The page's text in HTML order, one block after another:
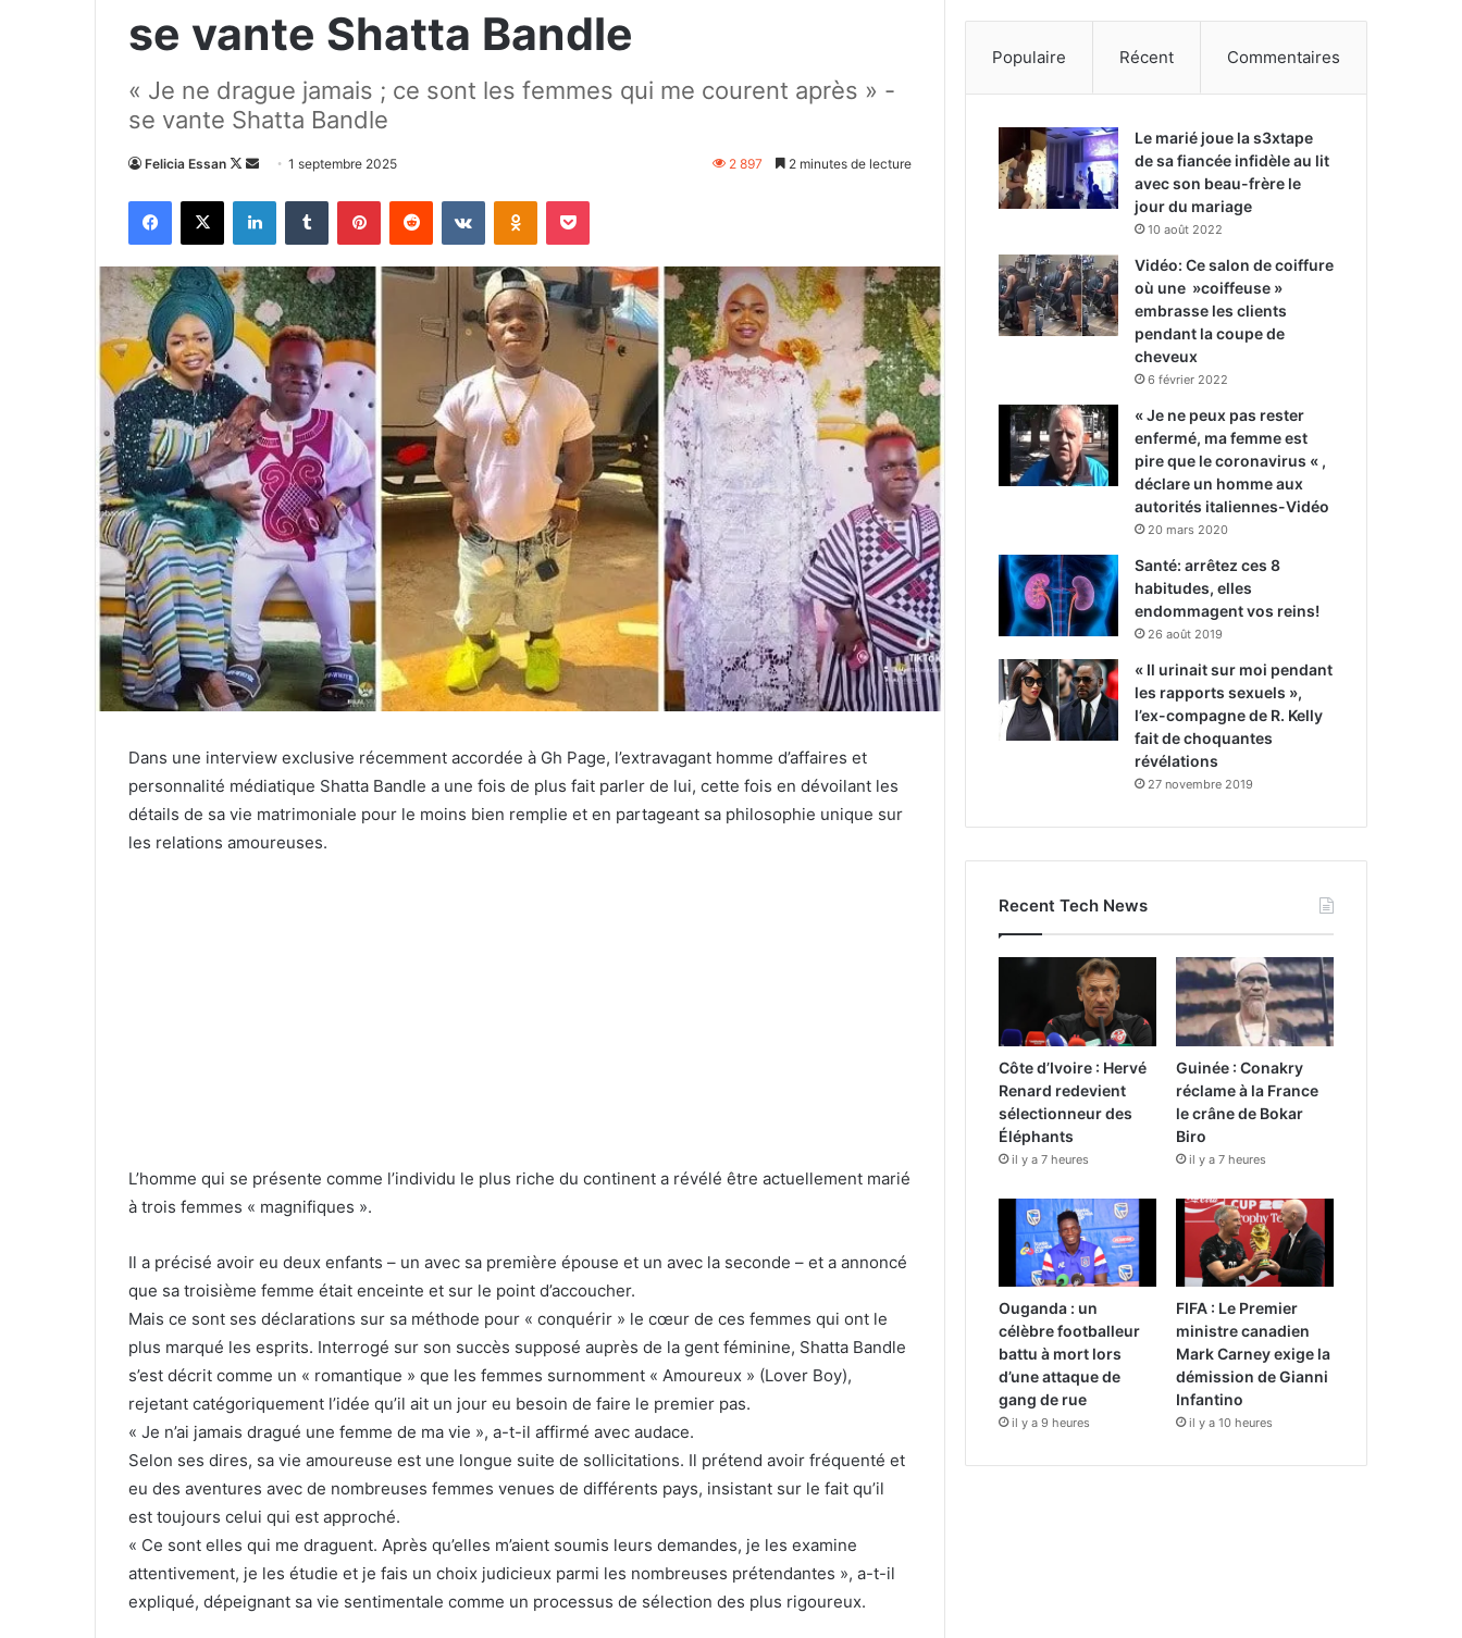
se vante Shatta Bandle
« Je ne drague jamais ; ce sont les femmes qui me courent après » -
se vante Shatta Bandle
Felicia Essan
Follow
X
Envoyer1 septembre 2025 2 897 2 minutes de lecture
Facebook
X LinkedinTumblr PinterestReddit VKontakteOdnoklassniki
Pocket
Dans une interview exclusive récemment accordée à Gh Page, l’extravagant homme d’affaires et
personnalité médiatique Shatta Bandle a une fois de plus fait parler de lui, cette fois en dévoilant les
détails de sa vie matrimoniale pour le moins bien remplie et en partageant sa philosophie unique sur
les relations amoureuses.
L’homme qui se présente comme l’individu le plus riche du continent a révélé être actuellement marié
à trois femmes « magnifiques ».
Il a précisé avoir eu deux enfants – un avec sa première épouse et un avec la seconde – et a annoncé
que sa troisième femme était enceinte et sur le point d’accoucher.
Mais ce sont ses déclarations sur sa méthode pour « conquérir » le cœur de ces femmes qui ont le
plus marqué les esprits. Interrogé sur son succès supposé auprès de la gent féminine, Shatta Bandle
s’est décrit comme un « romantique » que les femmes surnomment « Amoureux » (Lover Boy),
rejetant catégoriquement l’idée qu’il ait un jour eu besoin de faire le premier pas.
« Je n’ai jamais dragué une femme de ma vie », a-t-il affirmé avec audace.
Selon ses dires, sa vie amoureuse est une longue suite de sollicitations. Il prétend avoir fréquenté et
eu des aventures avec de nombreuses femmes venues de différents pays, insistant sur le fait qu’il
est toujours celui qui est approché.
« Ce sont elles qui me draguent. Après qu’elles m’aient soumis leurs demandes, je les examine
attentivement, je les étudie et je fais un choix judicieux parmi les nombreuses prétendantes », a-t-il
expliqué, dépeignant sa vie sentimentale comme un processus de sélection des plus rigoureux.
Populaire Récent Commentaires
Le marié joue la s3xtape
de sa fiancée infidèle au lit
avec son beau-frère le
jour du mariage
10 août 2022
Vidéo: Ce salon de coiffure
où une »coiffeuse »
embrasse les clients
pendant la coupe de
cheveux
6 février 2022
« Je ne peux pas rester
enfermé, ma femme est
pire que le coronavirus « ,
déclare un homme aux
autorités italiennes-Vidéo
20 mars 2020
Santé: arrêtez ces 8
habitudes, elles
endommagent vos reins!
26 août 2019
« Il urinait sur moi pendant
les rapports sexuels »,
l’ex-compagne de R. Kelly
fait de choquantes
révélations
27 novembre 2019
Recent Tech News
Côte d’Ivoire : Hervé
Renard redevient
sélectionneur des
Éléphants
il y a 7 heures
Guinée : Conakry
réclame à la France
le crâne de Bokar
Biro
il y a 7 heures
Ouganda : un
célèbre footballeur
battu à mort lors
d’une attaque de
gang de rue
il y a 9 heures
FIFA : Le Premier
ministre canadien
Mark Carney exige la
démission de Gianni
Infantino
il y a 10 heures